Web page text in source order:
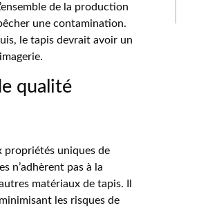
de la production
une contamination.
le tapis devrait avoir un
qualité
propriétés uniques de
n’adhèrent pas à la
matériaux de tapis. Il
les risques de